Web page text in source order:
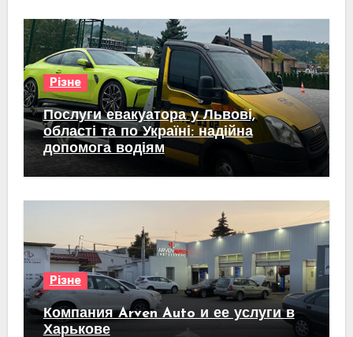
Різне
Послуги евакуатора у Львові,
області та по Україні: надійна
допомога водіям
Різне
Компания Arven Auto и ее услуги в
Харькове